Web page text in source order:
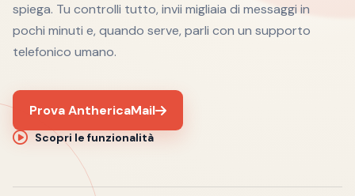
spiega. Tu controlli tutto, invii migliaia di messaggi in
pochi minuti e, quando serve, parli con un supporto
telefonico umano.
Prova AnthericaMail
Scopri le funzionalità